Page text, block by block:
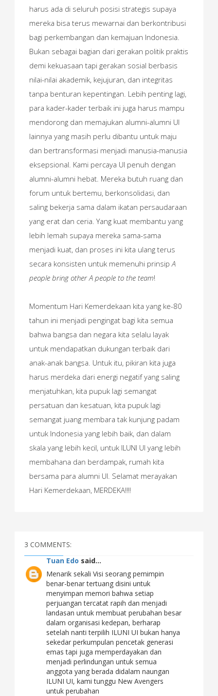
harus ada di seluruh posisi strategis supaya
mereka bisa terus mewarnai dan berkontribusi
bagi perkembangan dan kemajuan Indonesia.
Bukan sebagai bagian dari gerakan politik praktis
demi kekuasaan tapi gerakan sosial berbasis
nilai-nilai akademik, kejujuran, dan integritas
tanpa benturan kepentingan. Lebih penting lagi,
para kader-kader terbaik ini juga harus mampu
mendorong dan memajukan alumni-alumni UI
lainnya yang masih perlu dibantu untuk maju
dan bertransformasi menjadi manusia-manusia
eksepsional. Kami percaya UI penuh dengan
alumni-alumni hebat. Mereka butuh ruang dan
forum untuk bertemu, berkonsolidasi, dan
saling bekerja sama dalam ikatan persaudaraan
yang erat dan ceria. Yang kuat membantu yang
lebih lemah supaya mereka sama-sama
menjadi kuat, dan proses ini kita ulang terus
secara konsisten untuk memenuhi prinsipA
people bring other A people to the team!
Momentum Hari Kemerdekaan kita yang ke-80
tahun ini menjadi pengingat bagi kita semua
bahwa bangsa dan negara kita selalu layak
untuk mendapatkan dukungan terbaik dari
anak-anak bangsa. Untuk itu, pikiran kita juga
harus merdeka dari energi negatif yang saling
menjatuhkan, kita pupuk lagi semangat
persatuan dan kesatuan, kita pupuk lagi
semangat juang membara tak kunjung padam
untuk Indonesia yang lebih baik, dan dalam
skala yang lebih kecil, untuk ILUNI UI yang lebih
membahana dan berdampak, rumah kita
bersama para alumni UI. Selamat merayakan
Hari Kemerdekaan, MERDEKA!!!!
3 COMMENTS:
Tuan Edo said...
Menarik sekali Visi seorang pemimpin
benar-benar tertuang disini untuk
menyimpan memori bahwa setiap
perjuangan tercatat rapih dan menjadi
landasan untuk membuat perubahan besar
dalam organisasi kedepan, berharap
setelah nanti terpilih ILUNI UI bukan hanya
sekedar perkumpulan pencetak generasi
emas tapi juga memperdayakan dan
menjadi perlindungan untuk semua
anggota yang berada didalam naungan
ILUNI UI, kami tunggu New Avengers
untuk perubahan